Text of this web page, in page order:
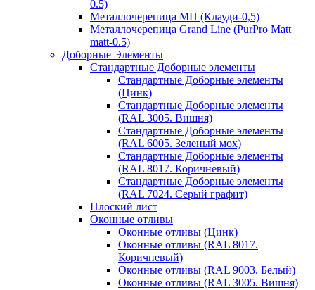
0.5)
Металлочерепица МП (Клауди-0,5)
Металлочерепица Grand Line (PurPro Matt
matt-0.5)
Доборные Элементы
Стандартные Доборные элементы
Стандартные Доборные элементы
(Цинк)
Стандартные Доборные элементы
(RAL 3005. Вишня)
Стандартные Доборные элементы
(RAL 6005. Зеленый мох)
Стандартные Доборные элементы
(RAL 8017. Коричневый)
Стандартные Доборные элементы
(RAL 7024. Серый графит)
Плоский лист
Оконные отливы
Оконные отливы (Цинк)
Оконные отливы (RAL 8017.
Коричневый)
Оконные отливы (RAL 9003. Белый)
Оконные отливы (RAL 3005. Вишня)